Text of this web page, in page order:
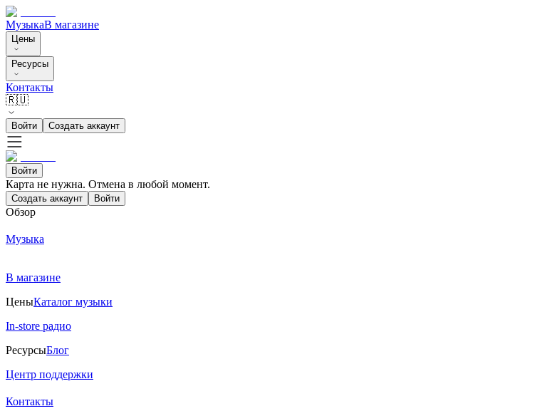
МузыкаВ магазине
Цены
Ресурсы
Контакты
🇷🇺
Войти Создать аккаунт
Войти
Карта не нужна. Отмена в любой момент.
Создать аккаунт Войти
Обзор
Музыка
В магазине
ЦеныКаталог музыки
In-store радио
РесурсыБлог
Центр поддержки
Контакты